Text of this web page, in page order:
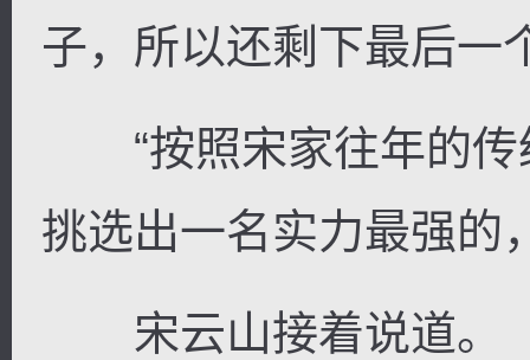
子，所以还剩下最后一
“按照宋家往年的传
挑选出一名实力最强的
宋云山接着说道。